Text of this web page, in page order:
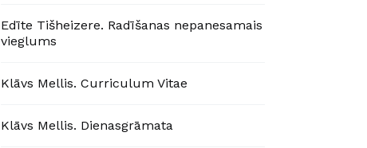
Edīte Tišheizere. Radīšanas nepanesamais
vieglums
Klāvs Mellis. Curriculum Vitae
Klāvs Mellis. Dienasgrāmata